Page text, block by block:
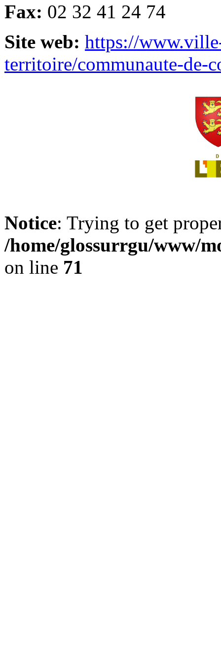
Fax: 02 32 41 24 74
Site web: https://
territoire/communaute-de-
Notice: Trying to get
/home/glossurrgu/www/
on line 71